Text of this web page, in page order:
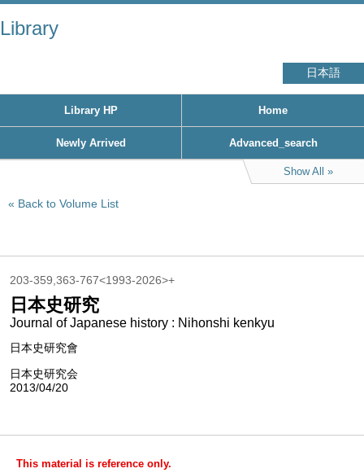
Library
日本語
Library HP Home
Newly Arrived Advanced_search
Show All
Back to Volume List
203-359,363-767<1993-2026>+
日本史研究
Journal of Japanese history : Nihonshi kenkyu
日本史研究會
日本史研究会
2013/04/20
This material is reference only.